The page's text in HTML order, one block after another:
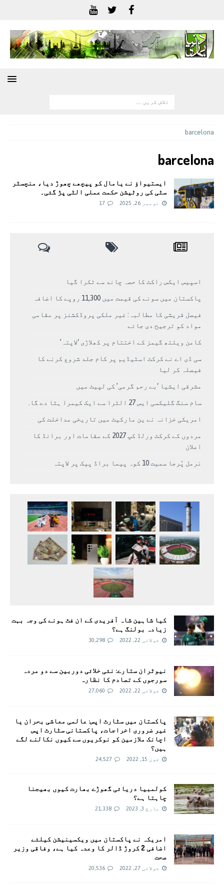
barcelona
barcelona
ایستیواؤ نے یامال کو پیچھے چھوڑ دیا، منچسٹر
سٹی کی روٹیشن حکمت عملی الٹی پڑ گئی۔
نومبر 26, 2025 17
اسپیس ایکس راکٹ کا حصہ چاند سے ٹکرا گیا
پاکستان میں سونے کی قیمت میں 11,300 روپے کا اضافہ
فیصل قریشی کا مطالبہ: غیر ملکی پروڈکشنز پر مقامی
مواد کو ترجیح دی جائے
کامن ویلتھ گیمز کے اختتام پر کھلاڑی ‘لاپتہ’
سی ڈی اے نے کرکٹ اسٹیڈیم پر کام جلد شروع کرنے کا
فیصلہ کر لیا
مشرقی ایشیا ‘بے رحم گرمی’ کی لپیٹ میں
سام سنگ گلیکسی ایس 27 الٹرا سے ایک کیمرا ہٹا دے گا.
امریکی خزانہ نے ین مارکیٹ میں تاریخی مداخلت کی
مردوں کے کرکٹ ورلڈ کپ 2027 کے مقامات اور برانڈ کا
اعلان
نرمل پُرجا سمیت 10 کوہ پیما براڈ پیک پر لاپتہ
کیا شاہین شاہ آفریدی کے ان فٹ ہونے کی وجہ بہت
زیادہ بولنگ ہے؟
جولائی 22, 2022 30,298
نیوٹران ستارے: نئی خلائی دوربین سے دو مردہ
سورجوں کے تصادم کا نظارہ
جولائی 22, 2022 27,060
پاکستان میں سٹارٹ اپس: عالمی معاشی بحران یا
غیر ضروری اخراجات، پاکستانی سٹارٹ اپس
اچانک ملازمین کو نوکریوں سے کیوں نکالنے لگے
ہیں؟
جون 15, 2022 24,527
کولمبیا دریائی گھوڑے بھارت کیوں بھیجنا
چاہتا ہے؟
مارچ 3, 2023 21,338
امريکہ نے پاکستان میں ویکسینیشن کیلئے
اضافی 2 کروڑ ڈالر کا وعدہ کیا ہے، وفاقی وزیر
صحت
جولائی 27, 2022 20,536